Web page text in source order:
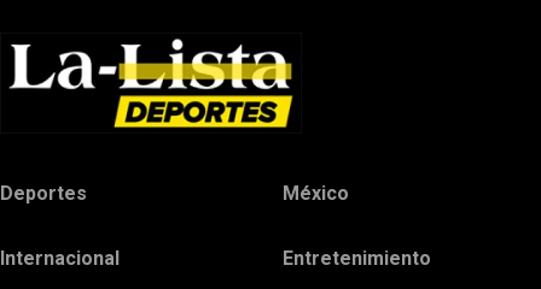
Deportes México
Internacional Entretenimiento